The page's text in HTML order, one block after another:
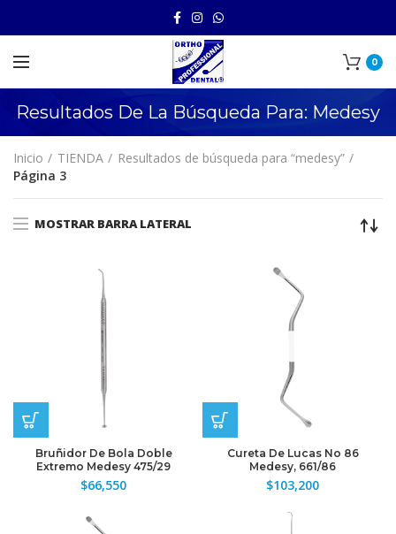
0
Resultados De La Búsqueda Para: Medesy
Inicio TIENDA
Resultados de búsqueda para “medesy”
Página 3
MOSTRAR BARRA LATERAL
Bruñidor De Bola Doble
Extremo Medesy 475/29
$66,550
Cureta De Lucas No 86
Medesy, 661/86
$103,200